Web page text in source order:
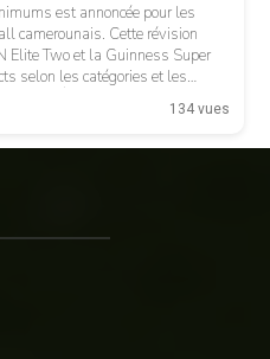
est annoncée pour les
camerounais. Cette révision
Elite Two et la Guinness Super
selon les catégories et les
Selon les informations
134 vues